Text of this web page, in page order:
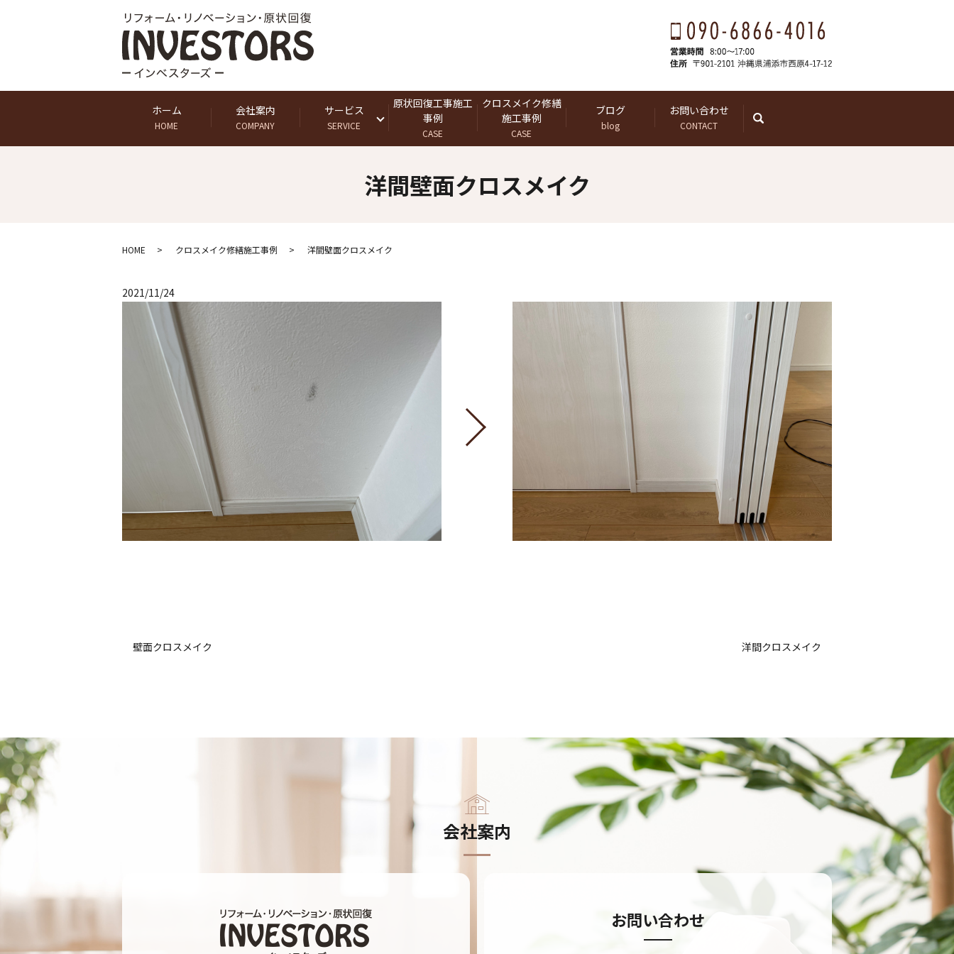
ホーム
HOME
会社案内
COMPANY
サービス
SERVICE
原状回復工事施工
事例
CASE
クロスメイク修繕
施工事例
CASE
ブログ
blog
お問い合わせ
CONTACT
search
洋間壁面クロスメイク
HOME クロスメイク修繕施工事例 洋間壁面クロスメイク
2021/11/24
壁面クロスメイク 洋間クロスメイク
会社案内
お問い合わせ